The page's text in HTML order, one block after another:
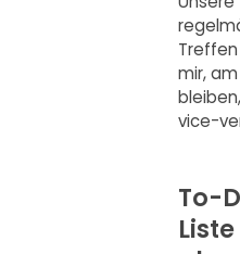
mir,
vice-
To-
Liste